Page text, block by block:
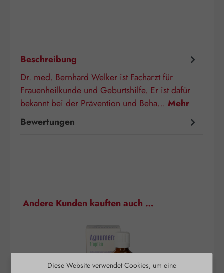
Beschreibung
Dr. med. Bernhard Welker ist Facharzt für
Frauenheilkunde und Geburtshilfe. Er ist dafür
bekannt bei der Prävention und Beha… Mehr
Bewertungen
Produktgalerie überspringen
Andere Kunden kauften auch …
Diese Website verwendet Cookies, um eine